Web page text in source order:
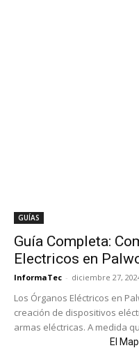
GUÍAS
Guía Completa:
Electricos en
InformaTec - diciembre 27,
Los Órganos Eléctricos en
creación de dispositivos
armas eléctricas. A medida
El